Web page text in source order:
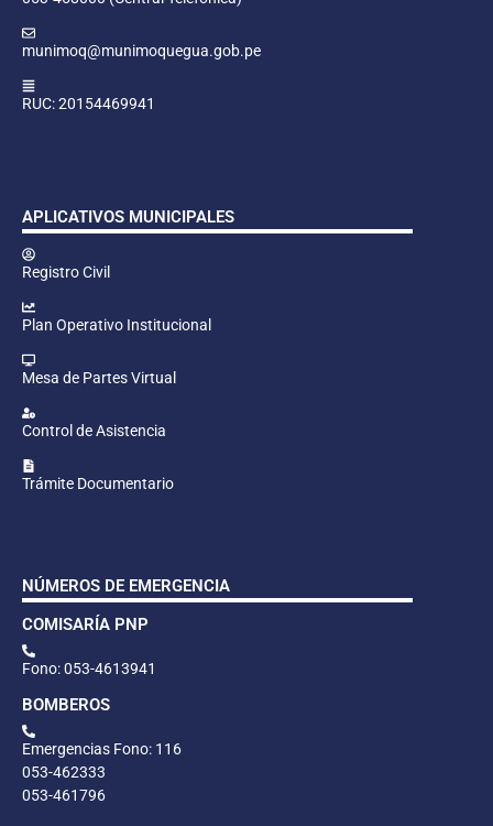
munimoq@munimoquegua.gob.pe
RUC: 20154469941
APLICATIVOS MUNICIPALES
Registro Civil
Plan Operativo Institucional
Mesa de Partes Virtual
Control de Asistencia
Trámite Documentario
NÚMEROS DE EMERGENCIA
COMISARÍA PNP
Fono: 053-4613941
BOMBEROS
Emergencias Fono: 116
053-462333
053-461796